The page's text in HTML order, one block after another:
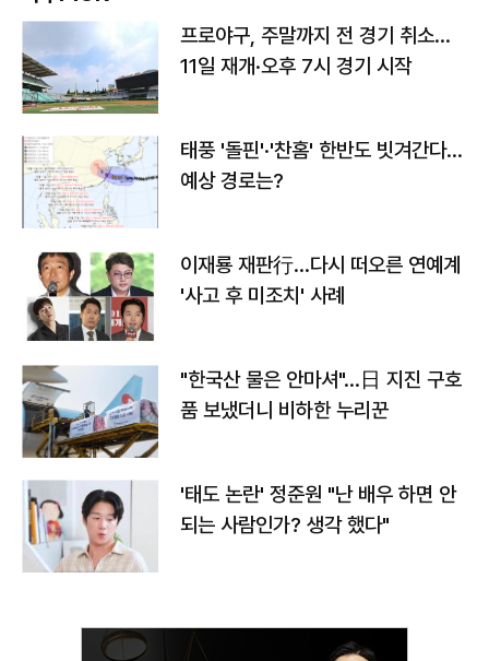
프로야구, 주말까지 전 경기 취소…
11일 재개·오후 7시 경기 시작
태풍 '돌핀'·'찬홈' 한반도 빗겨간다…
예상 경로는?
이재룡 재판行…다시 떠오른 연예계
'사고 후 미조치' 사례
"한국산 물은 안마셔"…日 지진 구호
품 보냈더니 비하한 누리꾼
'태도 논란' 정준원 "난 배우 하면 안
되는 사람인가? 생각 했다"